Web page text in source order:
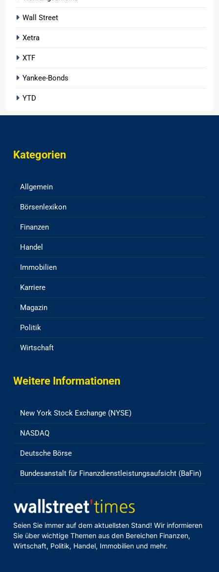
Wall Street
Xetra
XTF
Yankee-Bonds
YTD
Kategorien
Allgemein
Börsenlexikon
Finanzen
Handel
Immobilien
Karriere
Magazin
Politik
Wirtschaft
Weitere Informationen
New York Stock Exchange (NYSE)
NASDAQ
Deutsche Börse
Bundesanstalt für Finanzdienstleistungsaufsicht (BaFin)
Seien Sie immer auf dem aktuellsten Stand! Wir informieren
Sie über wichtige Themen aus den Bereichen Finanzen,
Wirtschaft, Politik, Handel, Immobilien und mehr.